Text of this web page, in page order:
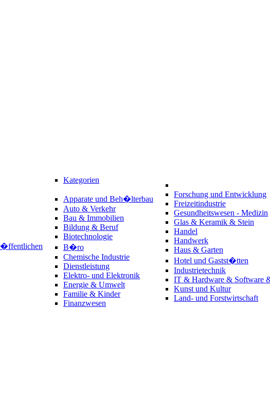
Kategorien
Apparate und Beh�lterbau
Auto & Verkehr
Bau & Immobilien
Bildung & Beruf
Biotechnologie
B�ro
Chemische Industrie
Dienstleistung
Elektro- und Elektronik
Energie & Umwelt
Familie & Kinder
Finanzwesen
Forschung und Entwicklung
Freizeitindustrie
Gesundheitswesen - Medizin
Glas & Keramik & Stein
Handel
Handwerk
Haus & Garten
Hotel und Gastst�tten
Industrietechnik
IT & Hardware & Software
Kunst und Kultur
Land- und Forstwirtschaft